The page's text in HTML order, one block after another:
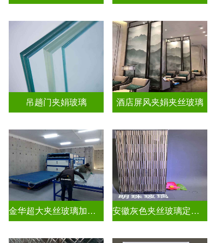
吊趟门夹娟玻璃 酒店屏风夹娟夹丝玻璃
金华超大夹丝玻璃加工店 安徽灰色夹丝玻璃定做厂